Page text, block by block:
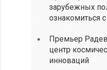
зарубежных
ознакомиться
Премьер
центр
инноваций